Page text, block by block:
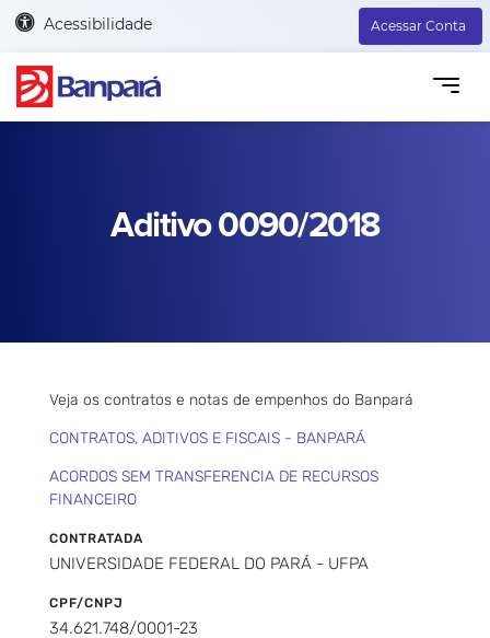
Acessibilidade Acessar Conta
Aditivo 0090/2018
Veja os contratos e notas de empenhos do Banpará
CONTRATOS, ADITIVOS E FISCAIS - BANPARÁ
ACORDOS SEM TRANSFERENCIA DE RECURSOS
FINANCEIRO
CONTRATADA
UNIVERSIDADE FEDERAL DO PARÁ - UFPA
CPF/CNPJ
34.621.748/0001-23